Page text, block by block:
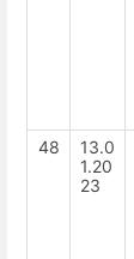
48
13.0
1.20
23